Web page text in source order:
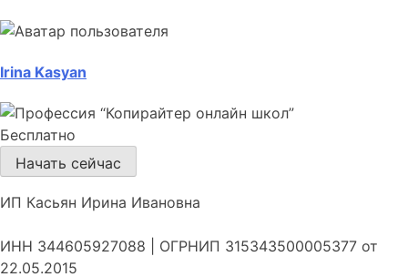
Irina Kasyan
Бесплатно
Начать сейчас
ИП Касьян Ирина Ивановна
ИНН 344605927088 | ОГРНИП 315343500005377 от
22.05.2015